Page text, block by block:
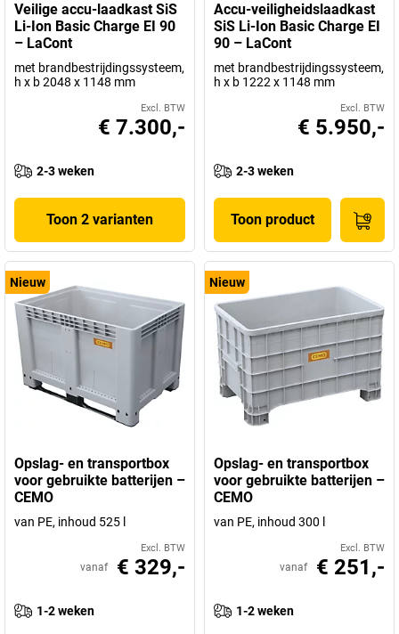
Veilige accu-laadkast SiS
Li-Ion Basic Charge EI 90
– LaCont
met brandbestrijdingssysteem,
h x b 2048 x 1148 mm
Excl. BTW
€ 7.300,-
2-3 weken
Toon 2 varianten
Accu-veiligheidslaadkast
SiS Li-Ion Basic Charge EI
90 – LaCont
met brandbestrijdingssysteem,
h x b 1222 x 1148 mm
Excl. BTW
€ 5.950,-
2-3 weken
Toon product
Nieuw
Opslag- en transportbox
voor gebruikte batterijen –
CEMO
van PE, inhoud 525 l
Excl. BTW
vanaf € 329,-
1-2 weken
Nieuw
Opslag- en transportbox
voor gebruikte batterijen –
CEMO
van PE, inhoud 300 l
Excl. BTW
vanaf € 251,-
1-2 weken